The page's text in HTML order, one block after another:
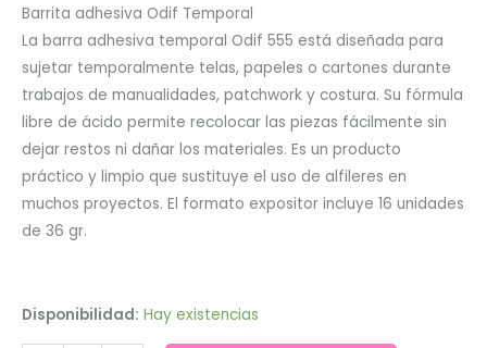
Barrita adhesiva Odif Temporal
La barra adhesiva temporal Odif 555 está diseñada para
sujetar temporalmente telas, papeles o cartones durante
trabajos de manualidades, patchwork y costura. Su fórmula
libre de ácido permite recolocar las piezas fácilmente sin
dejar restos ni dañar los materiales. Es un producto
práctico y limpio que sustituye el uso de alfileres en
muchos proyectos. El formato expositor incluye 16 unidades
de 36 gr.
Disponibilidad: Hay existencias